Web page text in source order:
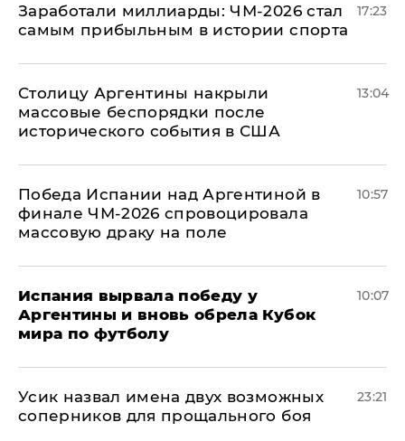
Заработали миллиарды: ЧМ-2026 стал
самым прибыльным в истории спорта
17:23
Столицу Аргентины накрыли
массовые беспорядки после
исторического события в США
13:04
Победа Испании над Аргентиной в
финале ЧМ-2026 спровоцировала
массовую драку на поле
10:57
Испания вырвала победу у
Аргентины и вновь обрела Кубок
мира по футболу
10:07
Усик назвал имена двух возможных
соперников для прощального боя
23:21